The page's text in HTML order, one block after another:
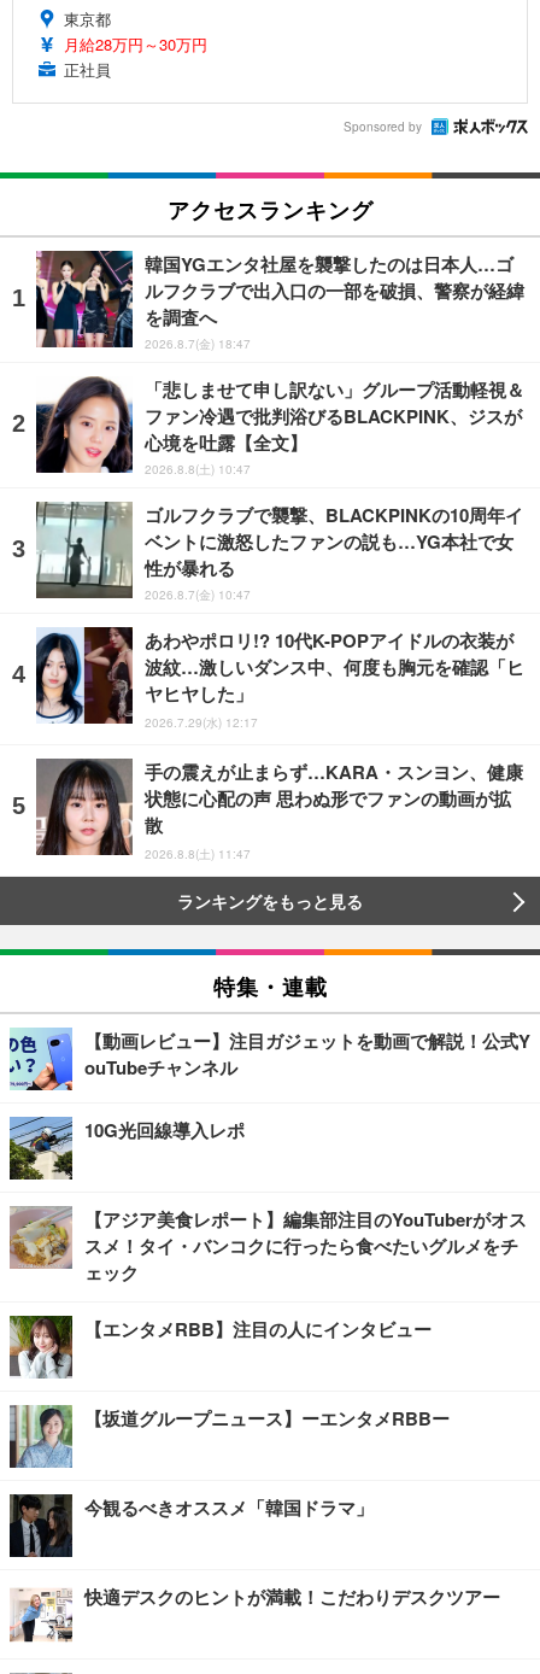
東京都
月給28万円～30万円
正社員
Sponsored by
アクセスランキング
韓国YGエンタ社屋を襲撃したのは日本人…ゴ
ルフクラブで出入口の一部を破損、警察が経緯
を調査へ
2026.8.7(金) 18:47
「悲しませて申し訳ない」グループ活動軽視＆
ファン冷遇で批判浴びるBLACKPINK、ジスが
心境を吐露【全文】
2026.8.8(土) 10:47
ゴルフクラブで襲撃、BLACKPINKの10周年イ
ベントに激怒したファンの説も…YG本社で女
性が暴れる
2026.8.7(金) 10:47
あわやポロリ!? 10代K-POPアイドルの衣装が
波紋…激しいダンス中、何度も胸元を確認「ヒ
ヤヒヤした」
2026.7.29(水) 12:17
手の震えが止まらず…KARA・スンヨン、健康
状態に心配の声 思わぬ形でファンの動画が拡
散
2026.8.8(土) 11:47
ランキングをもっと見る
特集・連載
【動画レビュー】注目ガジェットを動画で解説！公式Y
ouTubeチャンネル
10G光回線導入レポ
【アジア美食レポート】編集部注目のYouTuberがオス
スメ！タイ・バンコクに行ったら食べたいグルメをチ
ェック
【エンタメRBB】注目の人にインタビュー
【坂道グループニュース】ーエンタメRBBー
今観るべきオススメ「韓国ドラマ」
快適デスクのヒントが満載！こだわりデスクツアー